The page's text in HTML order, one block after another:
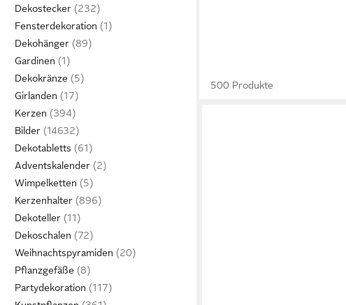
Dekostecker
Fensterdekoration
Dekohänger
Gardinen
Dekokränze
Girlanden
Kerzen
Bilder
Dekotabletts
Adventskalender
Wimpelketten
Kerzenhalter
Dekoteller
Dekoschalen
Weihnachtspyramiden
Pflanzgefäße
Partydekoration
500 Produkte